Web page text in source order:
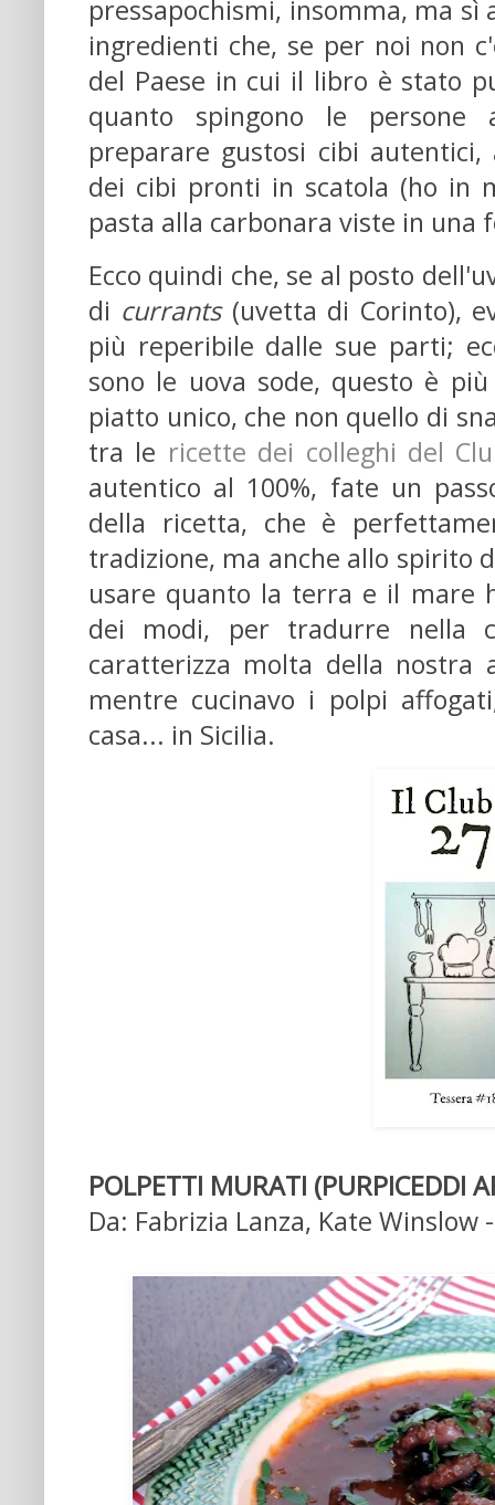
pressapochismi, insomma, ma sì
ingredienti che, se per noi non
del Paese in cui il libro è stato
quanto spingono le
preparare gustosi cibi
dei cibi pronti in scatola (ho in
pasta alla carbonara viste in una
Ecco quindi che, se al posto
di currants(uvetta di Corinto),
più reperibile dalle sue parti;
sono le uova sode, questo è
piatto unico, che non quello di
tra le ricette dei colleghi del
autentico al 100%, fate un
della ricetta, che è
tradizione, ma anche allo spirito
usare quanto la terra e il mare
dei modi, per tradurre nella
caratterizza molta della nostra
mentre cucinavo i polpi
casa... in Sicilia.
POLPETTI MURATI (PURPICEDDI
Da: Fabrizia Lanza, Kate Winslow